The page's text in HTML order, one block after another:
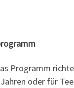
Programm
oder für